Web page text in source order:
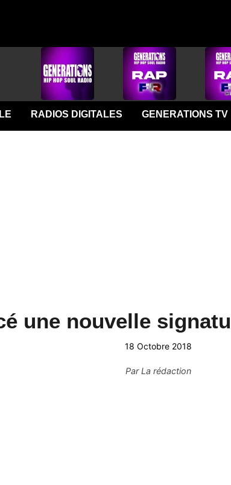
RADIOS DIGITALES GENERATIONS TV
une nouvelle
18 Octobre 2018
ParLa rédaction